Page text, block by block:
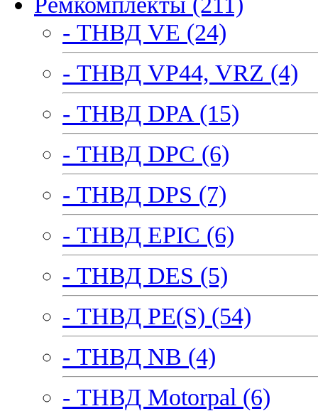
- ТНВД VE (24)
- ТНВД VP44, VRZ (4)
- ТНВД DPA (15)
- ТНВД DPC (6)
- ТНВД DPS (7)
- ТНВД EPIC (6)
- ТНВД DES (5)
- ТНВД PE(S) (54)
- ТНВД NB (4)
- ТНВД Motorpal (6)